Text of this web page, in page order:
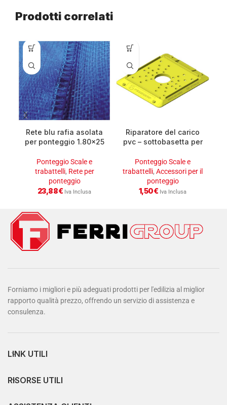
Prodotti correlati
Rete blu rafia asolata
per ponteggio 1.80×25
Ponteggio Scale e
trabattelli, Rete per
ponteggio
23,88€ Iva Inclusa
Riparatore del carico
pvc – sottobasetta per
Ponteggio Scale e
trabattelli, Accessori per il
ponteggio
1,50€ Iva Inclusa
Forniamo i migliori e più adeguati prodotti per l'edilizia al miglior
rapporto qualità prezzo, offrendo un servizio di assistenza e
consulenza.
LINK UTILI
RISORSE UTILI